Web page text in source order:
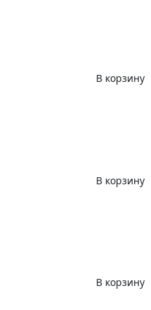
В корзину
В корзину
В корзину